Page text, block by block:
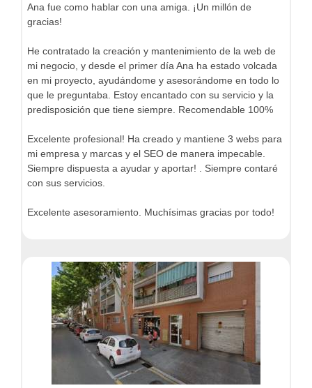
Ana fue como hablar con una amiga. ¡Un millón de
gracias!
He contratado la creación y mantenimiento de la web de
mi negocio, y desde el primer día Ana ha estado volcada
en mi proyecto, ayudándome y asesorándome en todo lo
que le preguntaba. Estoy encantado con su servicio y la
predisposición que tiene siempre. Recomendable 100%
Excelente profesional! Ha creado y mantiene 3 webs para
mi empresa y marcas y el SEO de manera impecable.
Siempre dispuesta a ayudar y aportar! . Siempre contaré
con sus servicios.
Excelente asesoramiento. Muchísimas gracias por todo!